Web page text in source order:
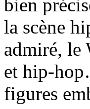
bien
la scène
admiré, le
et hip-
figures